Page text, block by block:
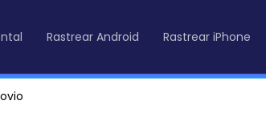
Rastrear Android Rastrear iPhone